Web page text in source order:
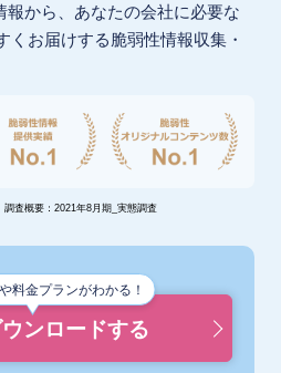
報から、あなたの会社に必要な
くお届けする脆弱性情報収集・
査概要：2021年8月期_実態調査
料金プランがわかる！
ンロードする